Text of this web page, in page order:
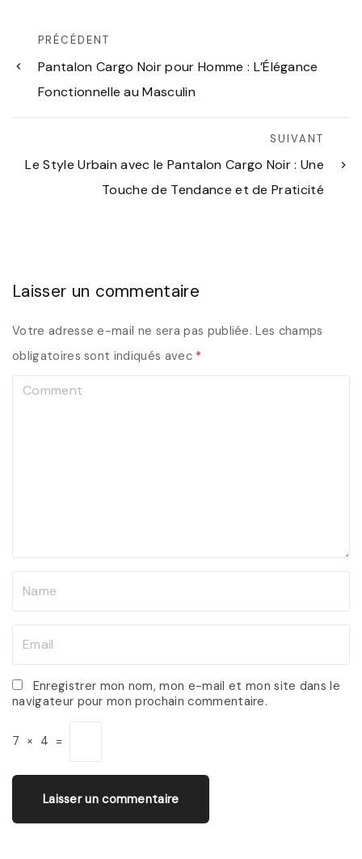
PRÉCÉDENT
Pantalon Cargo Noir pour Homme : L’Élégance
Fonctionnelle au Masculin
SUIVANT
Le Style Urbain avec le Pantalon Cargo Noir : Une
Touche de Tendance et de Praticité
Laisser un commentaire
Votre adresse e-mail ne sera pas publiée. Les champs
obligatoires sont indiqués avec *
*
a
i
l
Enregistrer mon nom, mon e-mail et mon site dans le
navigateur pour mon prochain commentaire.
7 × 4 =